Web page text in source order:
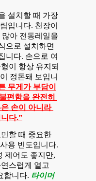
설치할 때 가장
입니다. 천장이
아 전동레일을
으로 설치하면
니다. 손으로 여
이 항상 유지되
정돈돼 보입니
무게가 부담이
편함을 완전히
손이 아니라
다.”
할 때 중요한
용 빈도입니다.
제어도 좋지만,
스럽게 열고
합니다. 타이머